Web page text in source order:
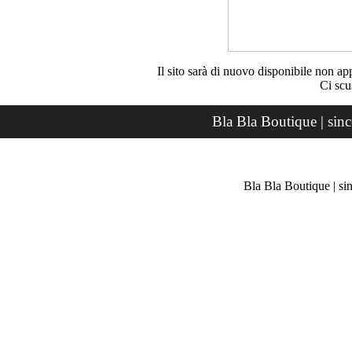
Il sito sarà di nuovo disponibile non
Ci
Bla Bla Boutique |
Bla Bla Boutique |